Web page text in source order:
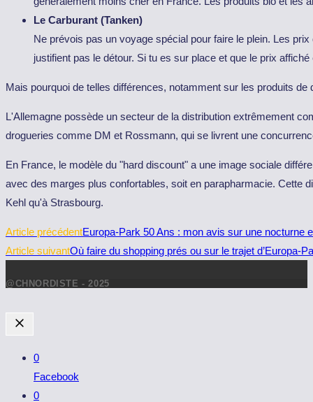
Le Carburant (Tanken)
Ne prévois pas un voyage spécial pour faire le plein. Les
justifient pas le détour. Si tu es sur place et que le prix
Mais pourquoi de telles différences, notamment sur les produits
L'Allemagne possède un secteur de la distribution extrêmement
drogueries comme DM et Rossmann, qui se livrent une
En France, le modèle du "hard discount" a une image sociale
avec des marges plus confortables, soit en parapharmacie. Cette
Kehl qu'à Strasbourg.
Read
more
Article précédentEuropa-Park 50 Ans : mon avis sur une nocturne
Article suivantOù faire du shopping prés ou sur le trajet d’Europa-
@CHNORDISTE - 2025
0
Facebook
0